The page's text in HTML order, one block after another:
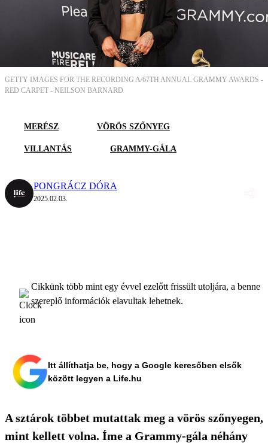
GETTY IMAGES FOR THE RECORDING A/67TH ANNUAL GRAMMY AWARDS -
RED CARPET - NEILSON BARNARD
MERÉSZ VÖRÖS SZŐNYEG
VILLANTÁS GRAMMY-GÁLA
PONGRÁCZ DÓRA
2025.02.03.
Cikkünk több mint egy évvel ezelőtt frissült utoljára, a benne
szereplő információk elavultak lehetnek.
Itt állíthatja be, hogy a Google keresőben elsők
között legyen a Life.hu
A sztárok többet mutattak meg a vörös szőnyegen,
mint kellett volna. Íme a Grammy-gála néhány